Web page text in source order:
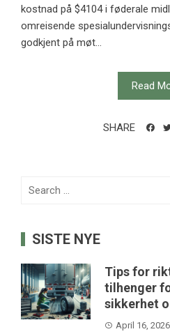
kostnad på $4104 i føderale
omreisende
godkjent på møt...
Read
SHARE
Search
SISTE NYE
Tips for
tilhenger
sikkerhet
April 16, 2026